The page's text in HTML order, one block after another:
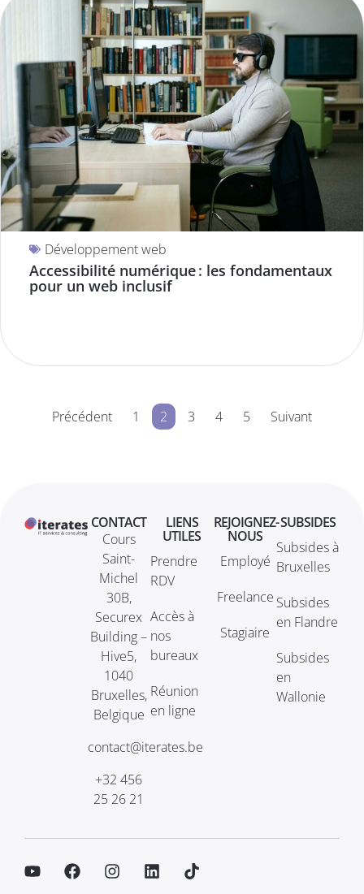
Développement web
Accessibilité numérique : les fondamentaux
pour un web inclusif
Précédent 1 2 3 4 5 Suivant
CONTACT
Cours
Saint-
Michel
30B,
Securex
Building –
Hive5,
1040
Bruxelles,
Belgique
contact@iterates.be
+32 456
25 26 21
LIENS
UTILES
Prendre
RDV
Accès à
nos
bureaux
Réunion
en ligne
REJOIGNEZ-
NOUS
Employé
Freelance
Stagiaire
SUBSIDES
Subsides à
Bruxelles
Subsides
en Flandre
Subsides
en
Wallonie